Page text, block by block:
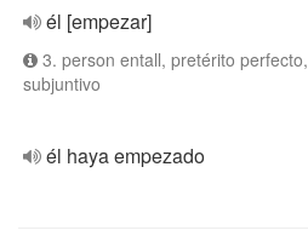
él [empezar]
3. person entall, pretérito perfecto,
subjuntivo
él haya empezado